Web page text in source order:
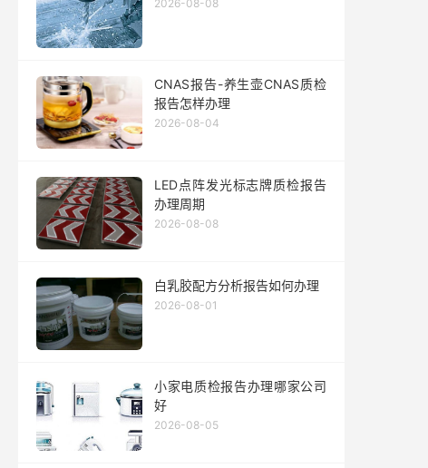
2026-08-08
CNAS报告-养生壶CNAS质检
报告怎样办理
2026-08-04
LED点阵发光标志牌质检报告
办理周期
2026-08-08
白乳胶配方分析报告如何办理
2026-08-01
小家电质检报告办理哪家公司
好
2026-08-05